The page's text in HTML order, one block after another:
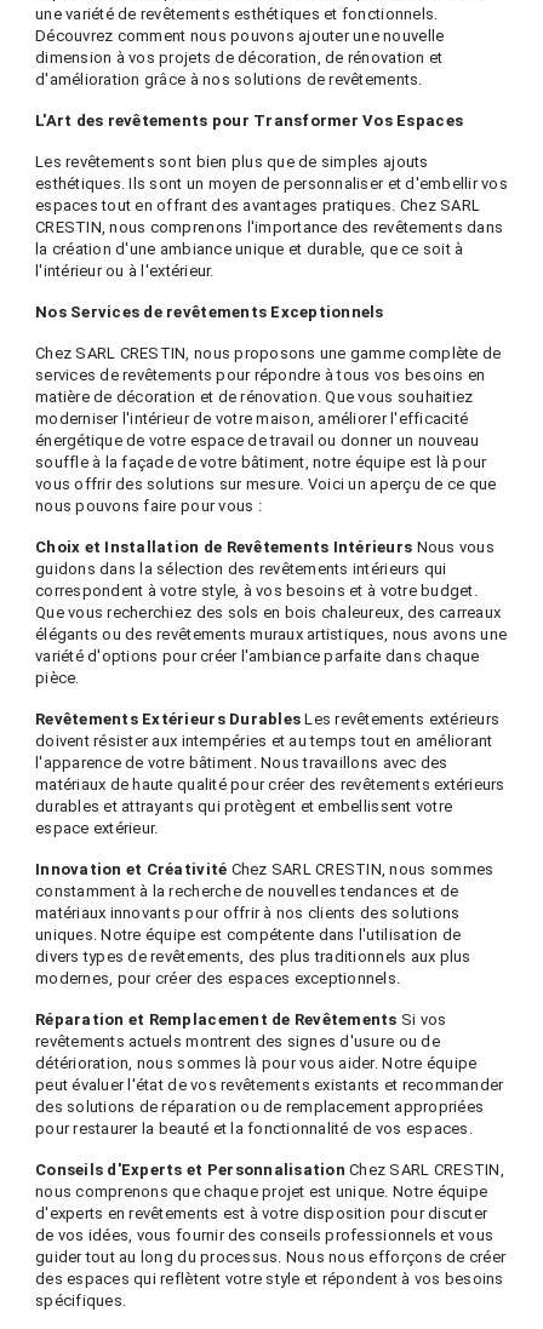
une variété de revêtements esthétiques et fonctionnels.
Découvrez comment nous pouvons ajouter une nouvelle
dimension à vos projets de décoration, de rénovation et
d'amélioration grâce à nos solutions de revêtements.
L'Art des revêtements pour Transformer Vos Espaces
Les revêtements sont bien plus que de simples ajouts
esthétiques. Ils sont un moyen de personnaliser et d'embellir vos
espaces tout en offrant des avantages pratiques. Chez SARL
CRESTIN, nous comprenons l'importance des revêtements dans
la création d'une ambiance unique et durable, que ce soit à
l'intérieur ou à l'extérieur.
Nos Services de revêtements Exceptionnels
Chez SARL CRESTIN, nous proposons une gamme complète de
services de revêtements pour répondre à tous vos besoins en
matière de décoration et de rénovation. Que vous souhaitiez
moderniser l'intérieur de votre maison, améliorer l'efficacité
énergétique de votre espace de travail ou donner un nouveau
souffle à la façade de votre bâtiment, notre équipe est là pour
vous offrir des solutions sur mesure. Voici un aperçu de ce que
nous pouvons faire pour vous :
Choix et Installation de Revêtements Intérieurs Nous vous
guidons dans la sélection des revêtements intérieurs qui
correspondent à votre style, à vos besoins et à votre budget.
Que vous recherchiez des sols en bois chaleureux, des carreaux
élégants ou des revêtements muraux artistiques, nous avons une
variété d'options pour créer l'ambiance parfaite dans chaque
pièce.
Revêtements Extérieurs Durables Les revêtements extérieurs
doivent résister aux intempéries et au temps tout en améliorant
l'apparence de votre bâtiment. Nous travaillons avec des
matériaux de haute qualité pour créer des revêtements extérieurs
durables et attrayants qui protègent et embellissent votre
espace extérieur.
Innovation et Créativité Chez SARL CRESTIN, nous sommes
constamment à la recherche de nouvelles tendances et de
matériaux innovants pour offrir à nos clients des solutions
uniques. Notre équipe est compétente dans l'utilisation de
divers types de revêtements, des plus traditionnels aux plus
modernes, pour créer des espaces exceptionnels.
Réparation et Remplacement de Revêtements Si vos
revêtements actuels montrent des signes d'usure ou de
détérioration, nous sommes là pour vous aider. Notre équipe
peut évaluer l'état de vos revêtements existants et recommander
des solutions de réparation ou de remplacement appropriées
pour restaurer la beauté et la fonctionnalité de vos espaces.
Conseils d'Experts et Personnalisation Chez SARL CRESTIN,
nous comprenons que chaque projet est unique. Notre équipe
d'experts en revêtements est à votre disposition pour discuter
de vos idées, vous fournir des conseils professionnels et vous
guider tout au long du processus. Nous nous efforçons de créer
des espaces qui reflètent votre style et répondent à vos besoins
spécifiques.